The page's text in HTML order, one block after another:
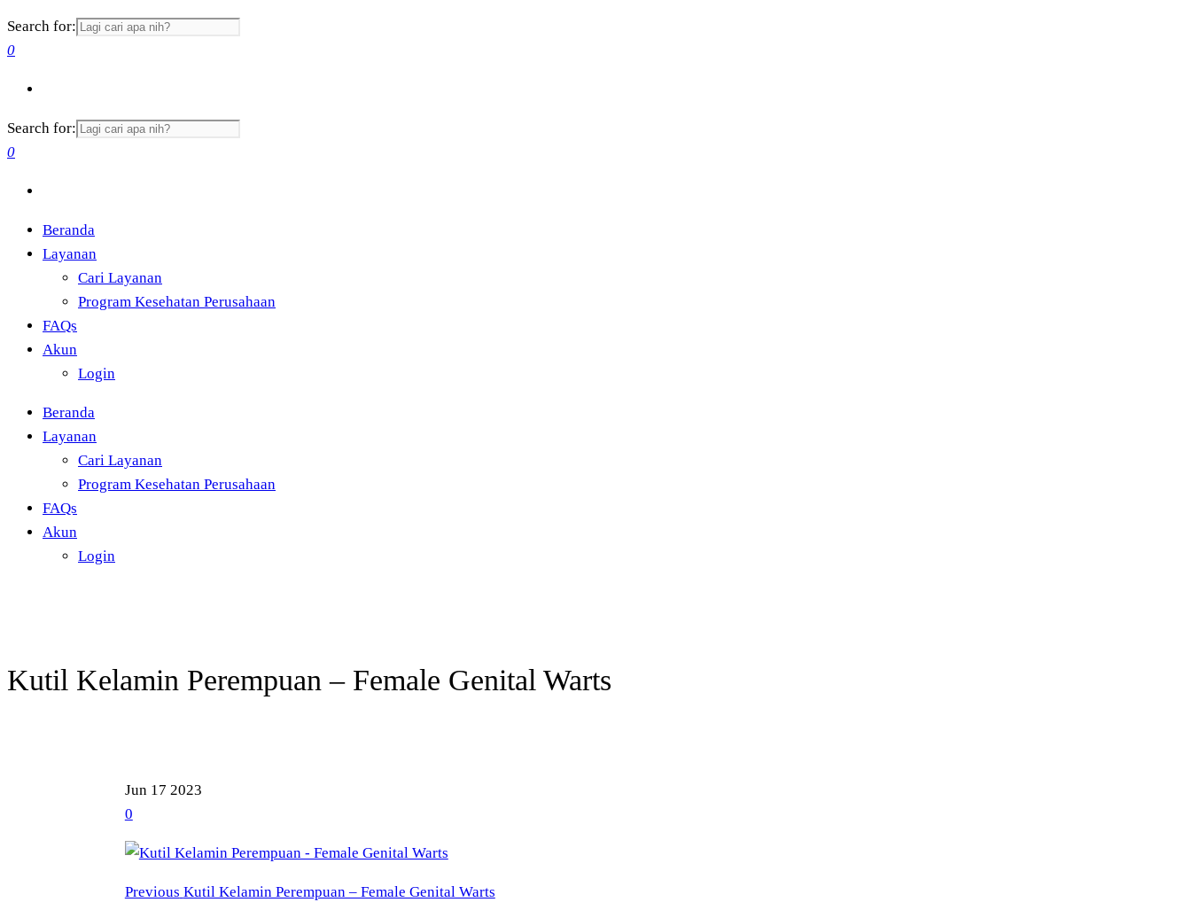
Search for:
0
Search for:
0
Beranda
Layanan
Cari Layanan
Program Kesehatan Perusahaan
FAQs
Akun
Login
Beranda
Layanan
Cari Layanan
Program Kesehatan Perusahaan
FAQs
Akun
Login
Kutil Kelamin Perempuan – Female Genital Warts
Jun 17 2023
0
Navigasi
Previous
Previous Kutil Kelamin Perempuan – Female Genital Warts